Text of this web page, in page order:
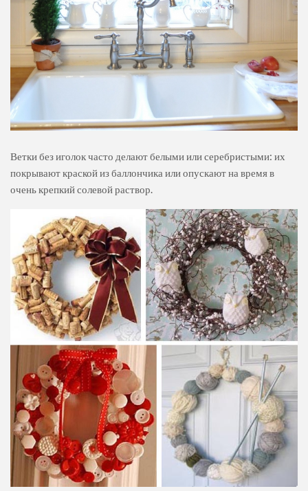
Ветки без иголок часто делают белыми или серебристыми: их
покрывают краской из баллончика или опускают на время в
очень крепкий солевой раствор.